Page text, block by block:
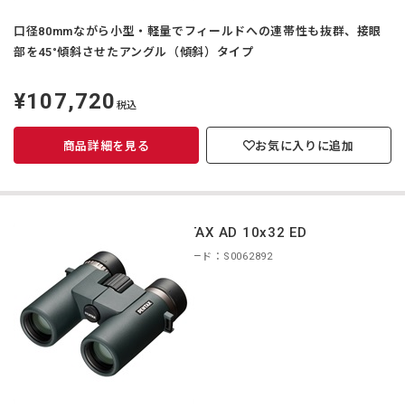
口径80mmながら小型・軽量でフィールドへの連帯性も抜群、接眼
部を45°傾斜させたアングル（傾斜）タイプ
定
価
¥107,720 税込
商品詳細を見る お気に入りに追加
PENTAX AD 10x32 ED
商品コード：S0062892